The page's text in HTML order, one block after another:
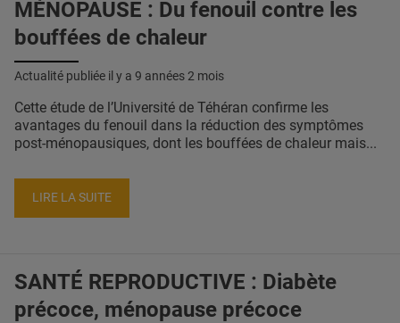
MÉNOPAUSE : Du fenouil contre les
bouffées de chaleur
Actualité publiée il y a 9 années 2 mois
Cette étude de l’Université de Téhéran confirme les
avantages du fenouil dans la réduction des symptômes
post-ménopausiques, dont les bouffées de chaleur mais...
LIRE LA SUITE
SANTÉ REPRODUCTIVE : Diabète
précoce, ménopause précoce